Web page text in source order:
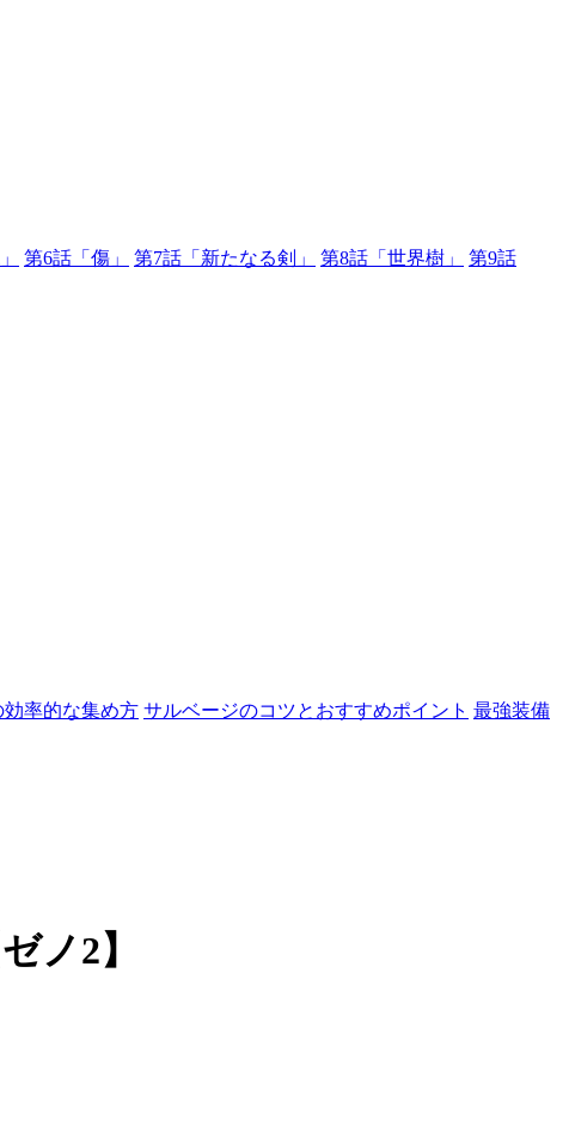
第6話「傷」 第7話「新たなる剣」 第8話「世界樹」
第9話
率的な集め方 サルベージのコツとおすすめポイント 最強装備
ノ2】